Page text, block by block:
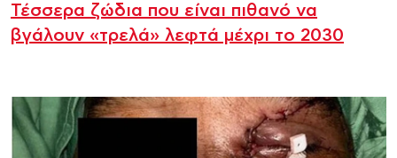
Τέσσερα ζώδια που είναι πιθανό να
βγάλουν «τρελά» λεφτά μέχρι το 2030